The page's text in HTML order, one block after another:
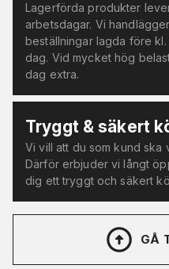
Lagerförda produkter
arbetsdagar. Vi
beställningar lagda före kl.
dag. Vid mycket hög
dag extra.
Tryggt & säkert
Vi vill att du som kund ska
Därför erbjuder vi långt
dig ett tryggt och säkert
GÅ